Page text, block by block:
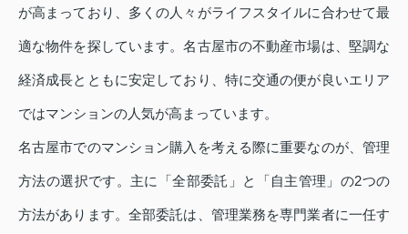
が高まっており、多くの人々がライフスタイルに合わせて最
適な物件を探しています。名古屋市の不動産市場は、堅調な
経済成長とともに安定しており、特に交通の便が良いエリア
ではマンションの人気が高まっています。
名古屋市でのマンション購入を考える際に重要なのが、管理
方法の選択です。主に「全部委託」と「自主管理」の2つの
方法があります。全部委託は、管理業務を専門業者に一任す